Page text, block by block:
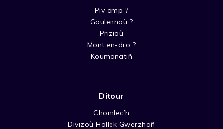
Piv omp ?
Goulennoù ?
Prizioù
Mont en-dro ?
Koumanatiñ
Ditour
Chomlec’h
Divizoù Hollek Gwerzhañ